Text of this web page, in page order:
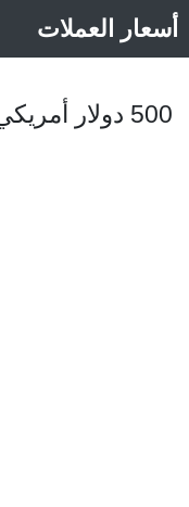
أسعار العملات
500 دولار أمريكي كم يورو